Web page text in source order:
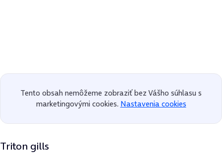
Tento obsah nemôžeme zobraziť bez Vášho súhlasu s
marketingovými cookies. Nastavenia cookies
Triton gills